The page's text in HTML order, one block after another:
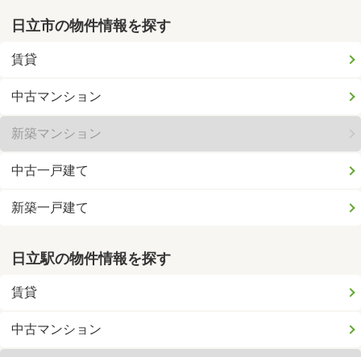
日立市の物件情報を探す
賃貸
中古マンション
新築マンション
中古一戸建て
新築一戸建て
日立駅の物件情報を探す
賃貸
中古マンション